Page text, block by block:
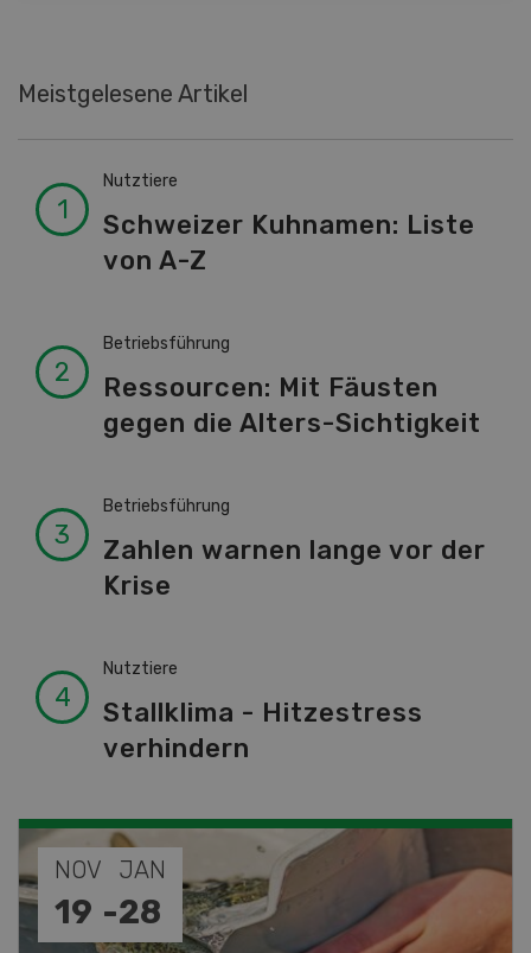
Meistgelesene Artikel
Nutztiere
Schweizer Kuhnamen: Liste
von A-Z
Betriebsführung
Ressourcen: Mit Fäusten
gegen die Alters-Sichtigkeit
Betriebsführung
Zahlen warnen lange vor der
Krise
Nutztiere
Stallklima - Hitzestress
verhindern
SEP
26 -27